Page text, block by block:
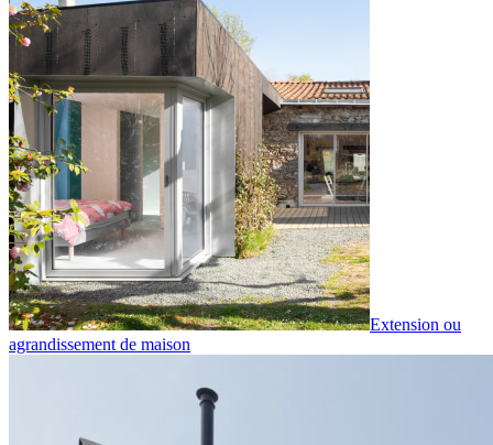
Extension ou
agrandissement de maison